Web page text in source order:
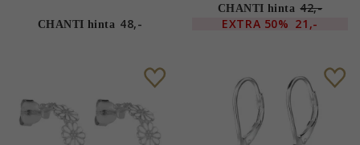
CHANTI hinta 48,-
CHANTI hinta 42,-
EXTRA 50% 21,-